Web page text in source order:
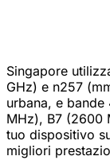
Singapore
GHz) e n257
urbana, e bande
MHz), B7 (2600
tuo dispositivo
migliori